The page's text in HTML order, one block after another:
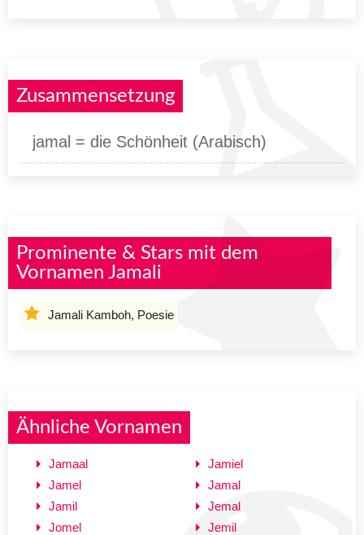
Zusammensetzung
jamal = die Schönheit (Arabisch)
Prominente & Stars mit dem
Vornamen Jamali
Jamali Kamboh, Poesie
Ähnliche Vornamen
Jamaal
Jamel
Jamil
Jomel
Jamiel
Jamal
Jemal
Jemil